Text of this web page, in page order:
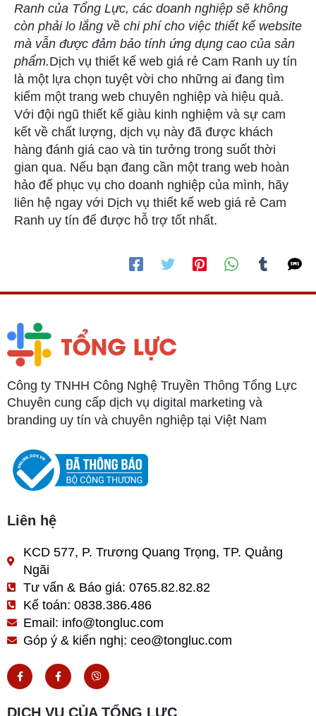
Ranh của Tổng Lực, các doanh nghiệp sẽ không
còn phải lo lắng về chi phí cho việc thiết kế website
mà vẫn được đảm bảo tính ứng dụng cao của sản
phẩm.Dịch vụ thiết kế web giá rẻ Cam Ranh uy tín
là một lựa chọn tuyệt vời cho những ai đang tìm
kiếm một trang web chuyên nghiệp và hiệu quả.
Với đội ngũ thiết kế giàu kinh nghiệm và sự cam
kết về chất lượng, dịch vụ này đã được khách
hàng đánh giá cao và tin tưởng trong suốt thời
gian qua. Nếu bạn đang cần một trang web hoàn
hảo để phục vụ cho doanh nghiệp của mình, hãy
liên hệ ngay với Dịch vụ thiết kế web giá rẻ Cam
Ranh uy tín để được hỗ trợ tốt nhất.
Công ty TNHH Công Nghệ Truyền Thông Tổng Lực
Chuyên cung cấp dịch vụ digital marketing và
branding uy tín và chuyên nghiệp tại Việt Nam
Liên hệ
KCD 577, P. Trương Quang Trọng, TP. Quảng
Ngãi
Tư vấn & Báo giá: 0765.82.82.82
Kế toán: 0838.386.486
Email: info@tongluc.com
Góp ý & kiến nghị: ceo@tongluc.com
F
a
c
b
F
a
c
b
V
i
b
r
DỊCH VỤ CỦA TỔNG LỰC